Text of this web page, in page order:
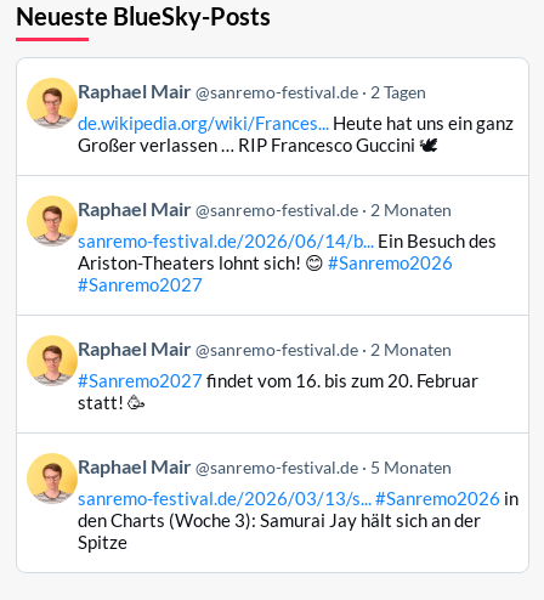
Neueste BlueSky-Posts
Beitrag
von
Raphael
Bluesky
ansehen
Raphael Mair @sanremo-festival.de 2 Tagen
de.wikipedia.org/wiki/Frances...Heute hat uns ein ganz
Großer verlassen … RIP Francesco Guccini 🕊️
Beitrag
von
Raphael
ansehen
Raphael Mair @sanremo-festival.de 2 Monaten
sanremo-festival.de/2026/06/14/b...Ein Besuch des
Ariston-Theaters lohnt sich! 😊 #Sanremo2026
#Sanremo2027
Beitrag
von
Raphael
Bluesky
ansehen
Raphael Mair @sanremo-festival.de 2 Monaten
#Sanremo2027findet vom 16. bis zum 20. Februar
statt! 🥳
Beitrag
von
Raphael
Raphael Mair @sanremo-festival.de 5 Monaten
sanremo-festival.de/2026/03/13/s...#Sanremo2026 in
den Charts (Woche 3): Samurai Jay hält sich an der
Spitze